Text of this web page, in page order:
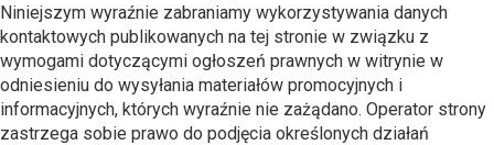
Niniejszym wyraźnie zabraniamy wykorzystywania danych
kontaktowych publikowanych na tej stronie w związku z
wymogami dotyczącymi ogłoszeń prawnych w witrynie w
odniesieniu do wysyłania materiałów promocyjnych i
informacyjnych, których wyraźnie nie zażądano. Operator strony
zastrzega sobie prawo do podjęcia określonych działań